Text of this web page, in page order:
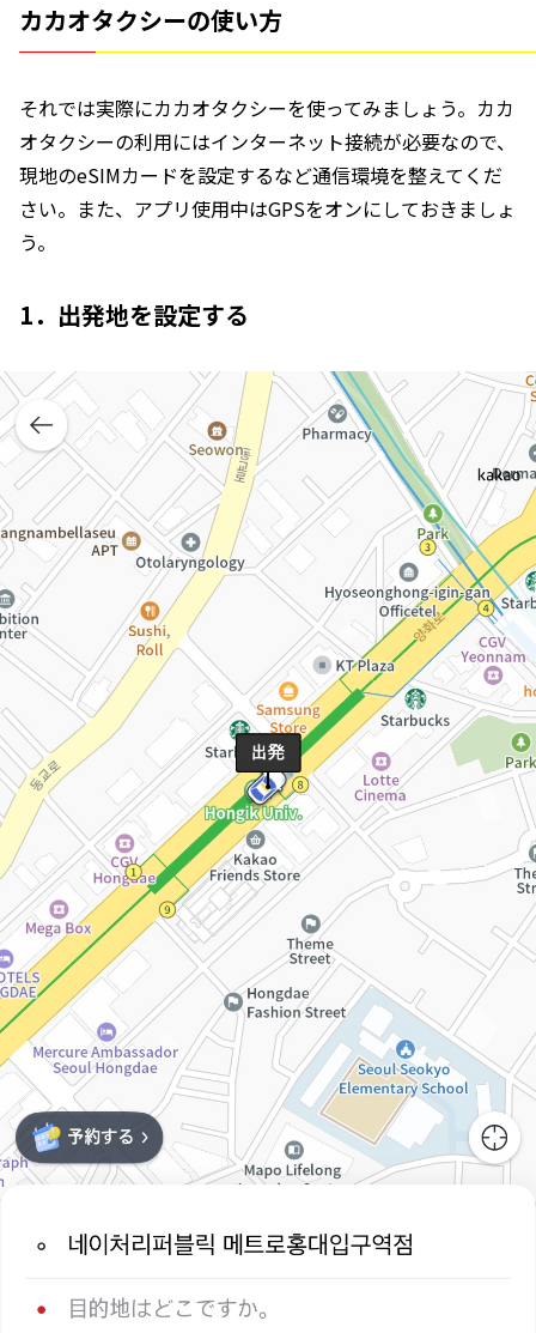
カカオタクシーの使い方
それでは実際にカカオタクシーを使ってみましょう。カカ
オタクシーの利用にはインターネット接続が必要なので、
現地のeSIMカードを設定するなど通信環境を整えてくだ
さい。また、アプリ使用中はGPSをオンにしておきましょ
う。
1．出発地を設定する